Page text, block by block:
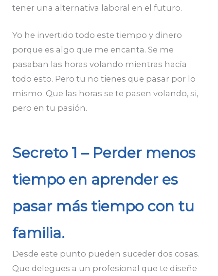
tener una alternativa laboral en el futuro.
Yo he invertido todo este tiempo y dinero
porque es algo que me encanta. Se me
pasaban las horas volando mientras hacía
todo esto. Pero tu no tienes que pasar por lo
mismo. Que las horas se te pasen volando, si,
pero en tu pasión.
Secreto 1 – Perder menos
tiempo en aprender es
pasar más tiempo con tu
familia.
Desde este punto pueden suceder dos cosas.
Que delegues a un profesional que te diseñe